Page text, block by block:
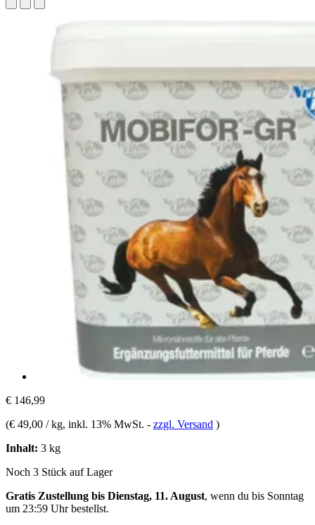
€ 146,99
(€ 49,00 / kg, inkl. 13% MwSt. - zzgl. Versand )
Inhalt: 3 kg
Noch 3 Stück auf Lager
Gratis Zustellung bis Dienstag, 11. August, wenn du bis Sonntag
um 23:59 Uhrbestellst.